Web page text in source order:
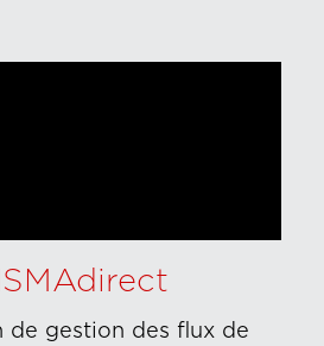
de gestion des flux de